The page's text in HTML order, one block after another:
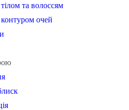
та волоссям
контуром очей